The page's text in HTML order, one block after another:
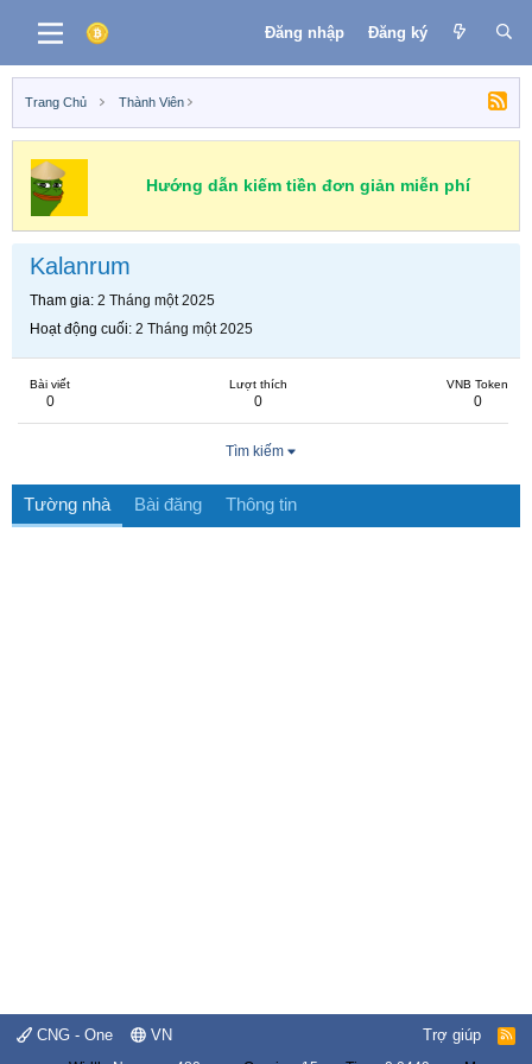
Đăng nhập Đăng ký
Trang Chủ Thành Viên
Hướng dẫn kiếm tiền đơn giản miễn phí
Kalanrum
Tham gia 2 Tháng một 2025
Hoạt động cuối 2 Tháng một 2025
Bài viết
0
Lượt thích
0
VNB Token
0
Tìm kiếm
Tường nhà Bài đăng Thông tin
CNG - One VN Trợ giúp
R